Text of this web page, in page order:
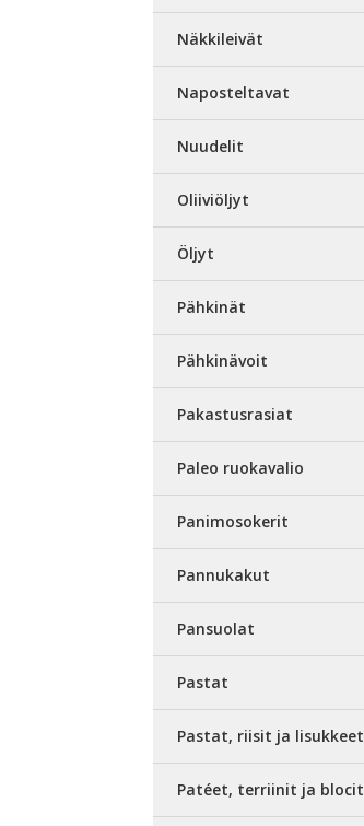
Näkkileivät
Naposteltavat
Nuudelit
Oliiviöljyt
Öljyt
Pähkinät
Pähkinävoit
Pakastusrasiat
Paleo ruokavalio
Panimosokerit
Pannukakut
Pansuolat
Pastat
Pastat, riisit ja lisukkeet
Patéet, terriinit ja blocit